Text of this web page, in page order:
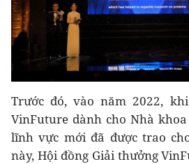
Trước đó, vào năm 2022,
VinFuture dành cho Nhà
lĩnh vực mới đã được trao
này, Hội đồng Giải thưởng